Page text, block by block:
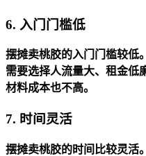
6. 入门门槛低
摆摊卖桃胶的入门门槛较低
需要选择人流量大、租金低
材料成本也不高。
7. 时间灵活
摆摊卖桃胶的时间比较灵活